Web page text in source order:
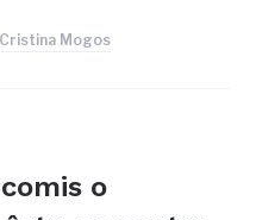
Cristina Mogos
o